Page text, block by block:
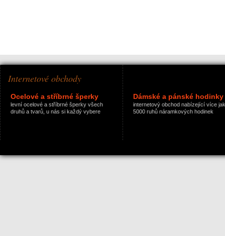
Internetové obchody
Ocelové a stříbrné šperky
levní ocelové a stříbrné šperky všech
druhů a tvarů, u nás si každý vybere
Dámské a pánské hodinky
internetový obchod nabízející více jak
5000 ruhů náramkových hodinek